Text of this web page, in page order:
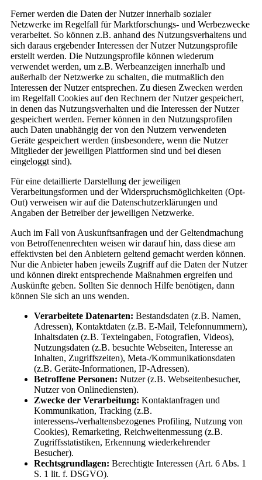
Ferner werden die Daten der Nutzer innerhalb sozialer
Netzwerke im Regelfall für Marktforschungs- und Werbezwecke
verarbeitet. So können z.B. anhand des Nutzungsverhaltens und
sich daraus ergebender Interessen der Nutzer Nutzungsprofile
erstellt werden. Die Nutzungsprofile können wiederum
verwendet werden, um z.B. Werbeanzeigen innerhalb und
außerhalb der Netzwerke zu schalten, die mutmaßlich den
Interessen der Nutzer entsprechen. Zu diesen Zwecken werden
im Regelfall Cookies auf den Rechnern der Nutzer gespeichert,
in denen das Nutzungsverhalten und die Interessen der Nutzer
gespeichert werden. Ferner können in den Nutzungsprofilen
auch Daten unabhängig der von den Nutzern verwendeten
Geräte gespeichert werden (insbesondere, wenn die Nutzer
Mitglieder der jeweiligen Plattformen sind und bei diesen
eingeloggt sind).
Für eine detaillierte Darstellung der jeweiligen
Verarbeitungsformen und der Widerspruchsmöglichkeiten (Opt-
Out) verweisen wir auf die Datenschutzerklärungen und
Angaben der Betreiber der jeweiligen Netzwerke.
Auch im Fall von Auskunftsanfragen und der Geltendmachung
von Betroffenenrechten weisen wir darauf hin, dass diese am
effektivsten bei den Anbietern geltend gemacht werden können.
Nur die Anbieter haben jeweils Zugriff auf die Daten der Nutzer
und können direkt entsprechende Maßnahmen ergreifen und
Auskünfte geben. Sollten Sie dennoch Hilfe benötigen, dann
können Sie sich an uns wenden.
Verarbeitete Datenarten: Bestandsdaten (z.B. Namen,
Adressen), Kontaktdaten (z.B. E-Mail, Telefonnummern),
Inhaltsdaten (z.B. Texteingaben, Fotografien, Videos),
Nutzungsdaten (z.B. besuchte Webseiten, Interesse an
Inhalten, Zugriffszeiten), Meta-/Kommunikationsdaten
(z.B. Geräte-Informationen, IP-Adressen).
Betroffene Personen: Nutzer (z.B. Webseitenbesucher,
Nutzer von Onlinediensten).
Zwecke der Verarbeitung: Kontaktanfragen und
Kommunikation, Tracking (z.B.
interessens-/verhaltensbezogenes Profiling, Nutzung von
Cookies), Remarketing, Reichweitenmessung (z.B.
Zugriffsstatistiken, Erkennung wiederkehrender
Besucher).
Rechtsgrundlagen: Berechtigte Interessen (Art. 6 Abs. 1
S. 1 lit. f. DSGVO).